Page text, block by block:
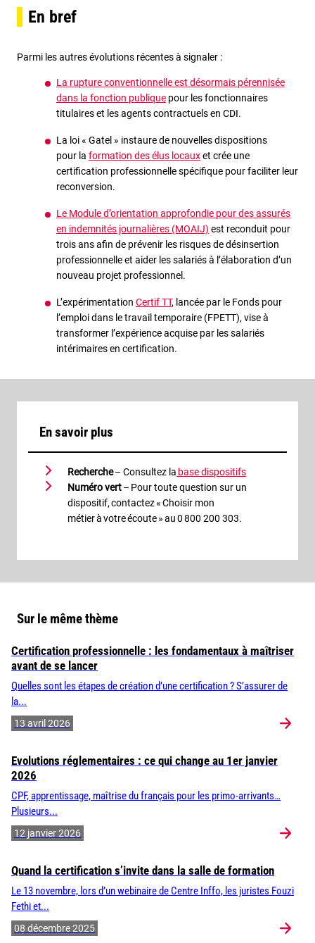
En bref
Parmi les autres évolutions récentes à signaler :
La rupture conventionnelle est désormais pérennisée
dans la fonction publique pour les fonctionnaires
titulaires et les agents contractuels en CDI.
La loi « Gatel » instaure de nouvelles dispositions
pour la formation des élus locauxet crée une
certification professionnelle spécifique pour faciliter leur
reconversion.
Le Module d’orientation approfondie pour des assurés
en indemnités journalières (MOAIJ) est reconduit pour
trois ans afin de prévenir les risques de désinsertion
professionnelle et aider les salariés à l’élaboration d’un
nouveau projet professionnel.
L’expérimentation Certif TT, lancée par le Fonds pour
l’emploi dans le travail temporaire (FPETT), vise à
transformer l’expérience acquise par les salariés
intérimaires en certification.
En savoir plus
Recherche– Consultez la base dispositifs
Numéro vert– Pour toute question sur un
dispositif, contactez « Choisir mon
métier à votre écoute » au 0800 200 303.
Sur le même thème
Certification professionnelle : les fondamentaux à maîtriser
avant de se lancer
Quelles sont les étapes de création d’une certification ? S’assurer de
la...
13 avril 2026
Evolutions réglementaires : ce qui change au 1er janvier
2026
CPF, apprentissage, maîtrise du français pour les primo-arrivants…
Plusieurs...
12 janvier 2026
Quand la certification s’invite dans la salle de formation
Le 13 novembre, lors d’un webinaire de Centre Inffo, les juristes Fouzi
Fethi et...
08 décembre 2025